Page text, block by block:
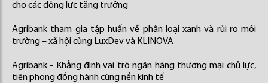
cho các động lực tăng trưởng
Agribank tham gia tập huấn về phân loại xanh và rủi ro môi
trường – xã hội cùng LuxDev và KLINOVA
Agribank - Khẳng định vai trò ngân hàng thương mại chủ lực,
tiên phong đồng hành cùng nền kinh tế